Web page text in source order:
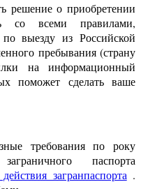
решение о приобретении
со всеми правилами,
выезду из Российской
пребывания (страну
на информационный
поможет сделать ваше
требования по року
паспорта
загранпаспорта .